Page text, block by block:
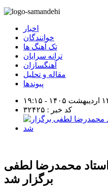
اخبار
خوانندگان
تک آهنگ ها
ترانه سرایان
آهنگسازان
مقاله و تحلیل
پیوندها
کد خبر : ۳۲۴۲۵
محمدرضا لطفی
برگزار شد